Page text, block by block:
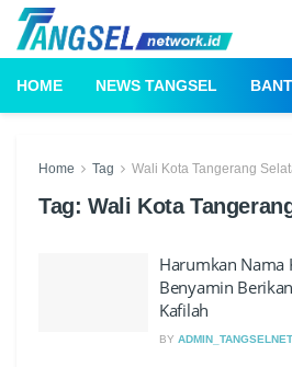
HOME NEWS TANGSEL
Home Tag Wali Kota Tangerang
Tag: Wali Kota
Harumkan Nama
Benyamin
Kafilah
BY